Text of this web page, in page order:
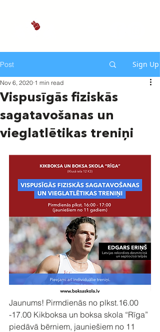
Post Sign Up
Vispusīgās fiziskās
sagatavošanas un
vieglatlētikas treniņi
Nov 6, 2020 1 min read
Jaunums! Pirmdienās no plkst.16.00
-17.00 Kikboksa un boksa skola “Rīga”
piedāvā bērniem, jauniešiem no 11